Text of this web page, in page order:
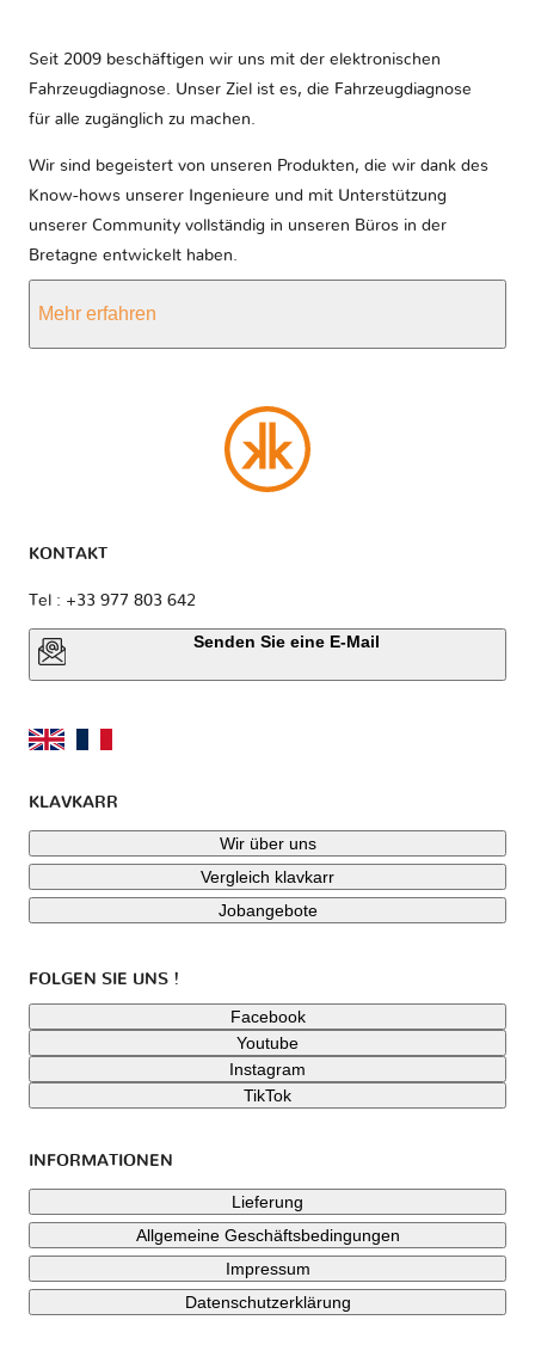
Seit 2009 beschäftigen wir uns mit der elektronischen
Fahrzeugdiagnose. Unser Ziel ist es, die Fahrzeugdiagnose
für alle zugänglich zu machen.
Wir sind begeistert von unseren Produkten, die wir dank des
Know-hows unserer Ingenieure und mit Unterstützung
unserer Community vollständig in unseren Büros in der
Bretagne entwickelt haben.
Mehr erfahren
KONTAKT
Tel : +33 977 803 642
Senden Sie eine E-Mail
KLAVKARR
Wir über uns
Vergleich klavkarr
Jobangebote
FOLGEN SIE UNS !
Facebook
Youtube
Instagram
TikTok
INFORMATIONEN
Lieferung
Allgemeine Geschäftsbedingungen
Impressum
Datenschutzerklärung